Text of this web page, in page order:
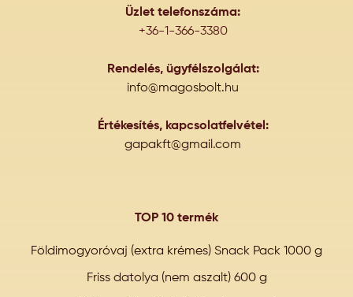
Üzlet telefonszáma:
+36-1-366-3380
Rendelés, ügyfélszolgálat:
info@magosbolt.hu
Értékesítés, kapcsolatfelvétel:
gapakft@gmail.com
TOP 10 termék
Földimogyoróvaj (extra krémes) Snack Pack 1000 g
Friss datolya (nem aszalt) 600 g